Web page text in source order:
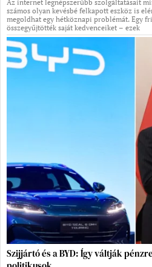
Az internet legnépszerűbb szolgáltatásait
számos olyan kevésbé felkapott eszköz is
megoldhat egy hétköznapi problémát. Egy
összegyűjtötték saját kedvenceiket – ezek
Szijjártó és a BYD: Így váltják